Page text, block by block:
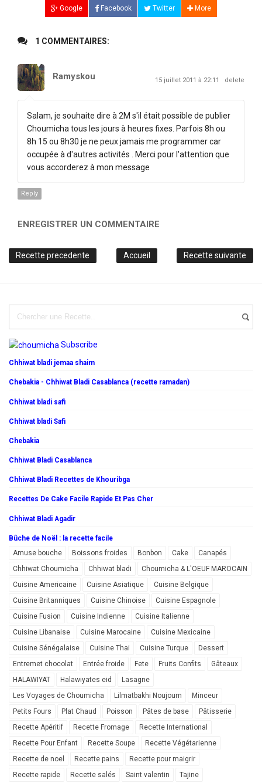
Google Facebook Twitter More
1 COMMENTAIRES:
Ramyskou 15 juillet 2011 à 22:11 delete
Salam, je souhaite dire à 2M s'il était possible de publier
Choumicha tous les jours à heures fixes. Parfois 8h ou
8h 15 ou 8h30 je ne peux jamais me programmer car
occupée à d'autres activités . Merci pour l'attention que
vous accorderez à mon message
Reply
ENREGISTRER UN COMMENTAIRE
Recette precedente Recette suivante
Accueil
Subscribe
Chhiwat bladi jemaa shaim
Chebakia - Chhiwat Bladi Casablanca (recette ramadan)
Chhiwat bladi safi
Chhiwat bladi Safi
Chebakia
Chhiwat Bladi Casablanca
Chhiwat Bladi Recettes de Khouribga
Recettes De Cake Facile Rapide Et Pas Cher
Chhiwat Bladi Agadir
Bûche de Noël : la recette facile
Amuse bouche
Boissons froides Bonbon Cake
Canapés
Chhiwat Choumicha
Chhiwat bladi
Choumicha & L'OEUF MAROCAIN
Cuisine Americaine
Cuisine Asiatique
Cuisine Belgique
Cuisine Britanniques
Cuisine Chinoise
Cuisine Espagnole
Cuisine Fusion
Cuisine Indienne
Cuisine Italienne
Cuisine Libanaise
Cuisine Marocaine
Cuisine Mexicaine
Cuisine Sénégalaise
Cuisine Thai Cuisine Turque
Dessert
Entremet chocolat
Entrée froide Fete Fruits Confits
Gâteaux
HALAWIYAT
Halawiyates eid
Lasagne
Les Voyages de Choumicha
Lilmatbakhi Noujoum
Minceur
Petits Fours
Plat Chaud Poisson Pâtes de base
Pâtisserie
Recette Apéritif
Recette Fromage
Recette International
Recette Pour Enfant
Recette Soupe
Recette Végétarienne
Recette de noel
Recette pains
Recette pour maigrir
Recette rapide
Recette salés Saint valentin Tajine